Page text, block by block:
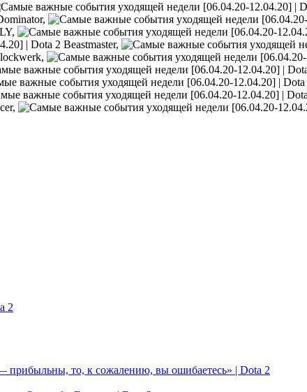
Beastmaster,
2
прибыльны, то, к сожалению, вы ошибаетесь» | Dota 2